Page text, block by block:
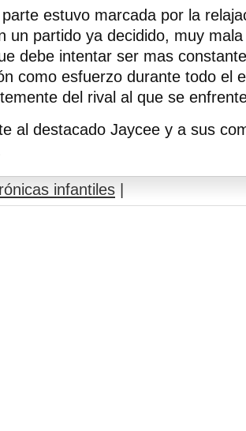
estuvo marcada por la
un partido ya decidido, muy
debe intentar ser mas
como esfuerzo durante todo el
del rival al que se
al destacado Jaycee y a sus
infantiles |